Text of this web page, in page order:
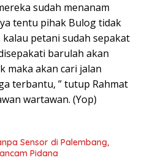
sudah menanam
tentu pihak Bulog tidak
petani sudah sepakat
barulah akan
maka akan cari jalan
terbantu, ” tutup Rahmat
wartawan. (Yop)
Sensor di Palembang,
Pidana